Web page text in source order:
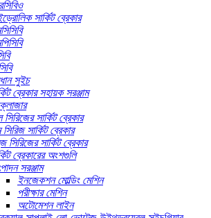
সার্কিট ব্রেকার
সুইচ
ব্রেকার সহায়ক সরঞ্জাম
সিরিজের সার্কিট ব্রেকার
সার্কিট ব্রেকার
সিরিজের সার্কিট ব্রেকার
ব্রেকারের অংশগুলি
সরঞ্জাম
ইনজেকশন মোল্ডিং মেশিন
পরীক্ষার মেশিন
অটোমেশন লাইন